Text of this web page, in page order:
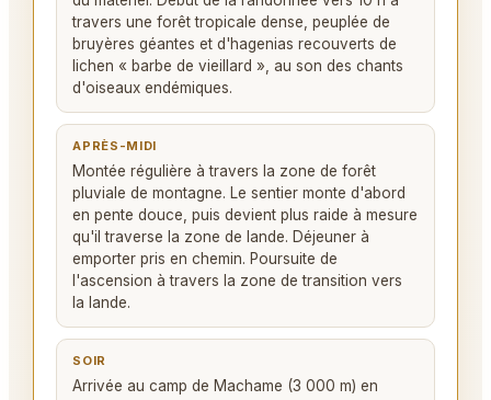
travers une forêt tropicale dense, peuplée de
bruyères géantes et d'hagenias recouverts de
lichen « barbe de vieillard », au son des chants
d'oiseaux endémiques.
APRÈS-MIDI
Montée régulière à travers la zone de forêt
pluviale de montagne. Le sentier monte d'abord
en pente douce, puis devient plus raide à mesure
qu'il traverse la zone de lande. Déjeuner à
emporter pris en chemin. Poursuite de
l'ascension à travers la zone de transition vers
la lande.
SOIR
Arrivée au camp de Machame (3 000 m) en